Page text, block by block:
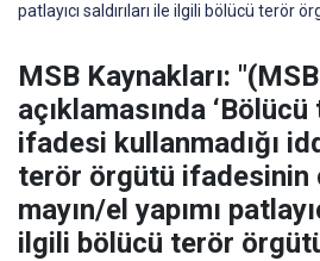
patlayıcı saldırıları ile ilgili bölücü terör
MSB Kaynakları:
açıklamasında
ifadesi kullanmadığı
terör örgütü ifadesinin
mayın/el yapımı
ilgili bölücü terör